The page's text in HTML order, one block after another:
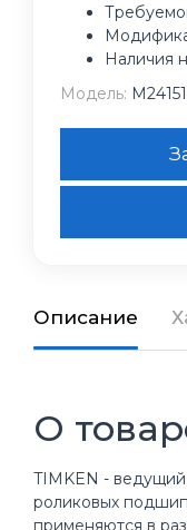
Наличия
Модель:
Описание
О
TIMKEN -
роликовых
применяются в